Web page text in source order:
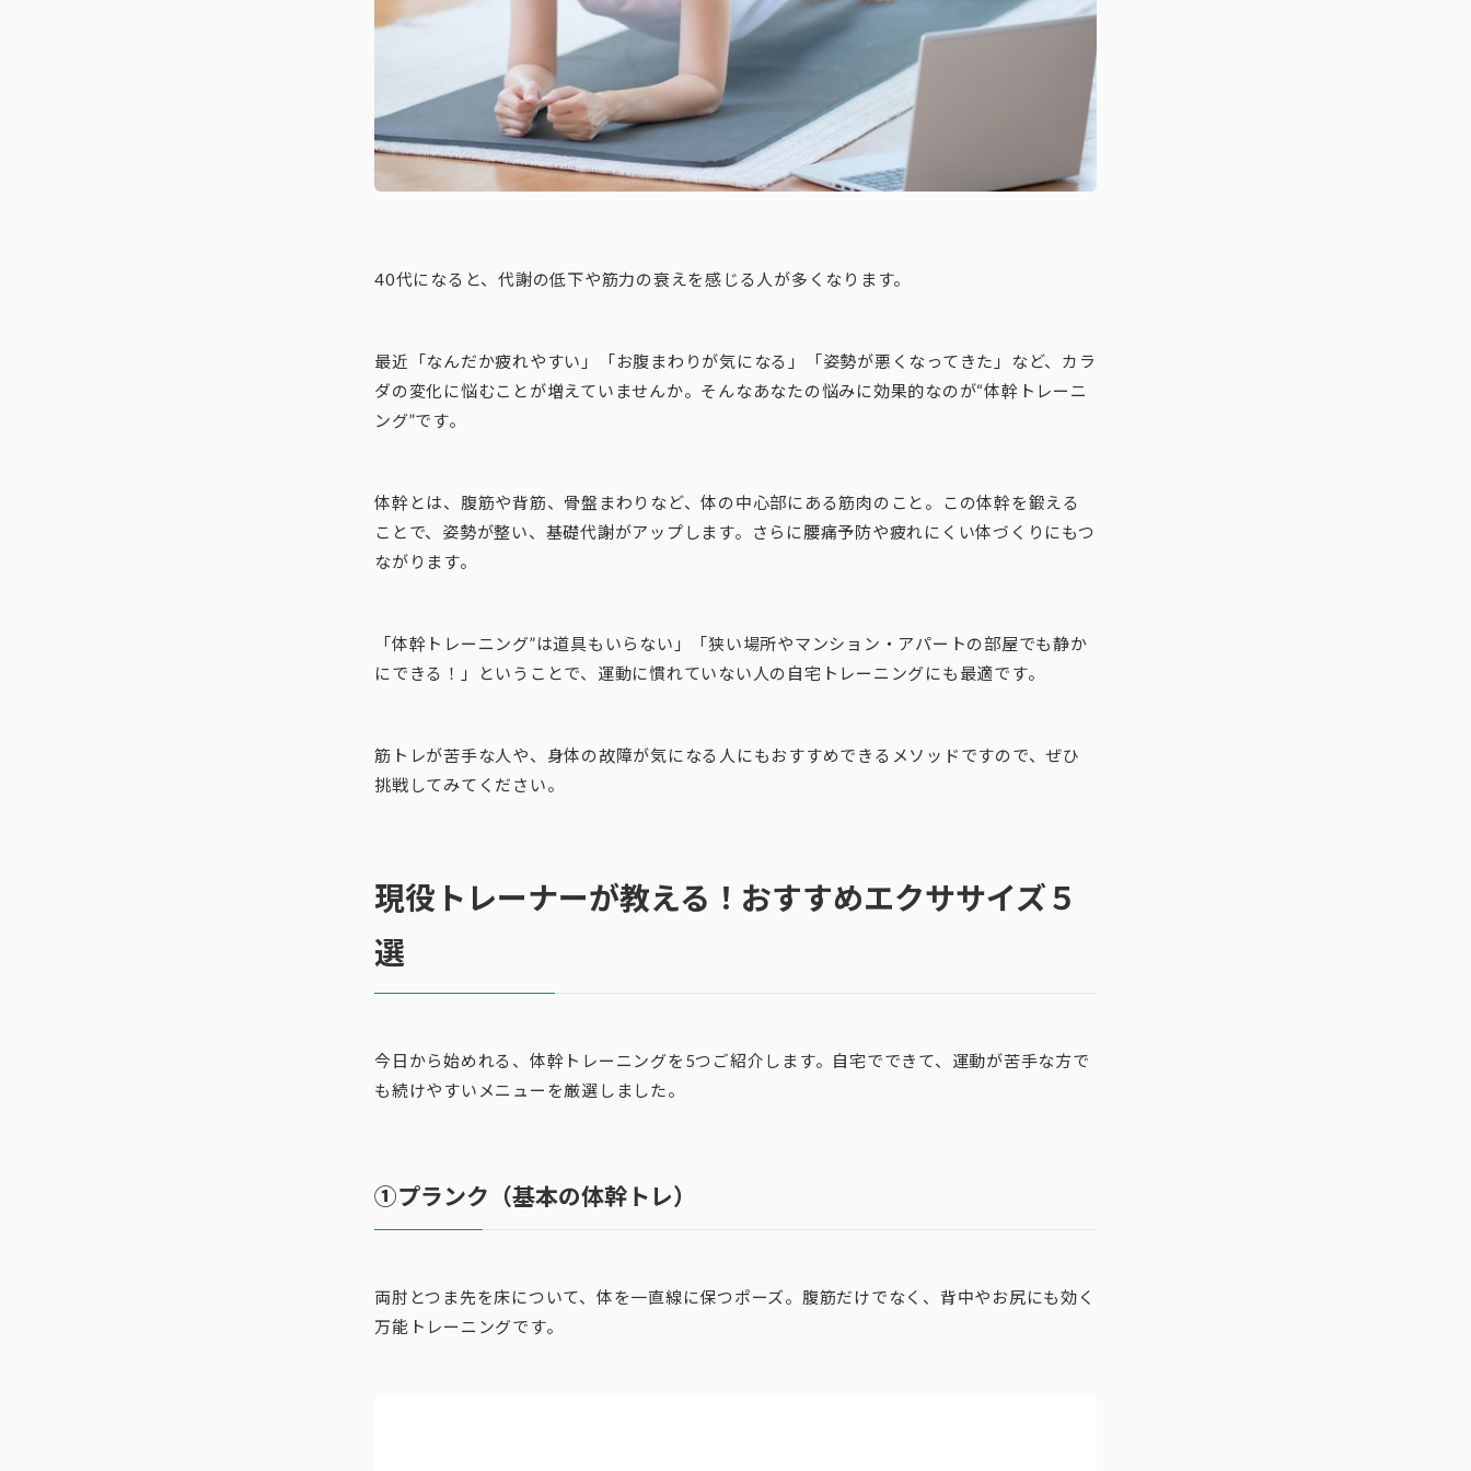
40代になると、代謝の低下や筋力の衰えを感じる人が多くなります。
最近「なんだか疲れやすい」「お腹まわりが気になる」「姿勢が悪くなってきた」など、カラ
ダの変化に悩むことが増えていませんか。そんなあなたの悩みに効果的なのが“体幹トレーニ
ング”です。
体幹とは、腹筋や背筋、骨盤まわりなど、体の中心部にある筋肉のこと。この体幹を鍛える
ことで、姿勢が整い、基礎代謝がアップします。さらに腰痛予防や疲れにくい体づくりにもつ
ながります。
「体幹トレーニング”は道具もいらない」「狭い場所やマンション・アパートの部屋でも静か
にできる！」ということで、運動に慣れていない人の自宅トレーニングにも最適です。
筋トレが苦手な人や、身体の故障が気になる人にもおすすめできるメソッドですので、ぜひ
挑戦してみてください。
現役トレーナーが教える！おすすめエクササイズ５
選
今日から始めれる、体幹トレーニングを5つご紹介します。自宅でできて、運動が苦手な方で
も続けやすいメニューを厳選しました。
①プランク（基本の体幹トレ）
両肘とつま先を床について、体を一直線に保つポーズ。腹筋だけでなく、背中やお尻にも効く
万能トレーニングです。